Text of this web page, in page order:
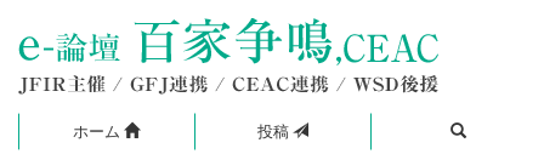
ホーム 投稿